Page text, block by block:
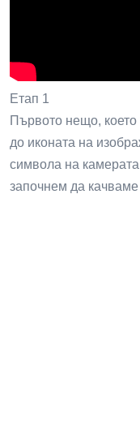
Етап 1
Първото нещо,
до иконата на
символа на
започнем да